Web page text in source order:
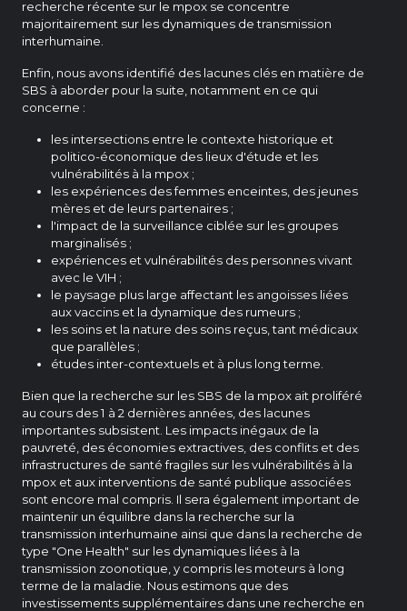
recherche récente sur le mpox se concentre
majoritairement sur les dynamiques de transmission
interhumaine.
Enfin, nous avons identifié des lacunes clés en matière de
SBS à aborder pour la suite, notamment en ce qui
concerne :
les intersections entre le contexte historique et
politico-économique des lieux d'étude et les
vulnérabilités à la mpox ;
les expériences des femmes enceintes, des jeunes
mères et de leurs partenaires ;
l'impact de la surveillance ciblée sur les groupes
marginalisés ;
expériences et vulnérabilités des personnes vivant
avec le VIH ;
le paysage plus large affectant les angoisses liées
aux vaccins et la dynamique des rumeurs ;
les soins et la nature des soins reçus, tant médicaux
que parallèles ;
études inter-contextuels et à plus long terme.
Bien que la recherche sur les SBS de la mpox ait proliféré
au cours des 1 à 2 dernières années, des lacunes
importantes subsistent. Les impacts inégaux de la
pauvreté, des économies extractives, des conflits et des
infrastructures de santé fragiles sur les vulnérabilités à la
mpox et aux interventions de santé publique associées
sont encore mal compris. Il sera également important de
maintenir un équilibre dans la recherche sur la
transmission interhumaine ainsi que dans la recherche de
type "One Health" sur les dynamiques liées à la
transmission zoonotique, y compris les moteurs à long
terme de la maladie. Nous estimons que des
investissements supplémentaires dans une recherche en